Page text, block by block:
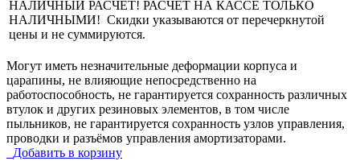
НАЛИЧНЫЙ РАСЧЕТ! РАСЧЕТ НА КАССЕ ТОЛЬКО
НАЛИЧНЫМИ! Скидки указываются от перечеркнутой
цены и не суммируются.
Могут иметь незначительные деформации корпуса и
царапины, не влияющие непосредственно на
работоспособность, не гарантируется сохранность различных
втулок и других резиновых элементов, в том числе
пыльников, не гарантируется сохранность узлов управления,
проводки и разъёмов управления амортизаторами.
Добавить в корзину